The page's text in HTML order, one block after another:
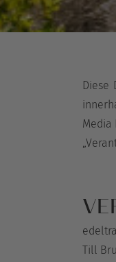
Diese
Media
Till